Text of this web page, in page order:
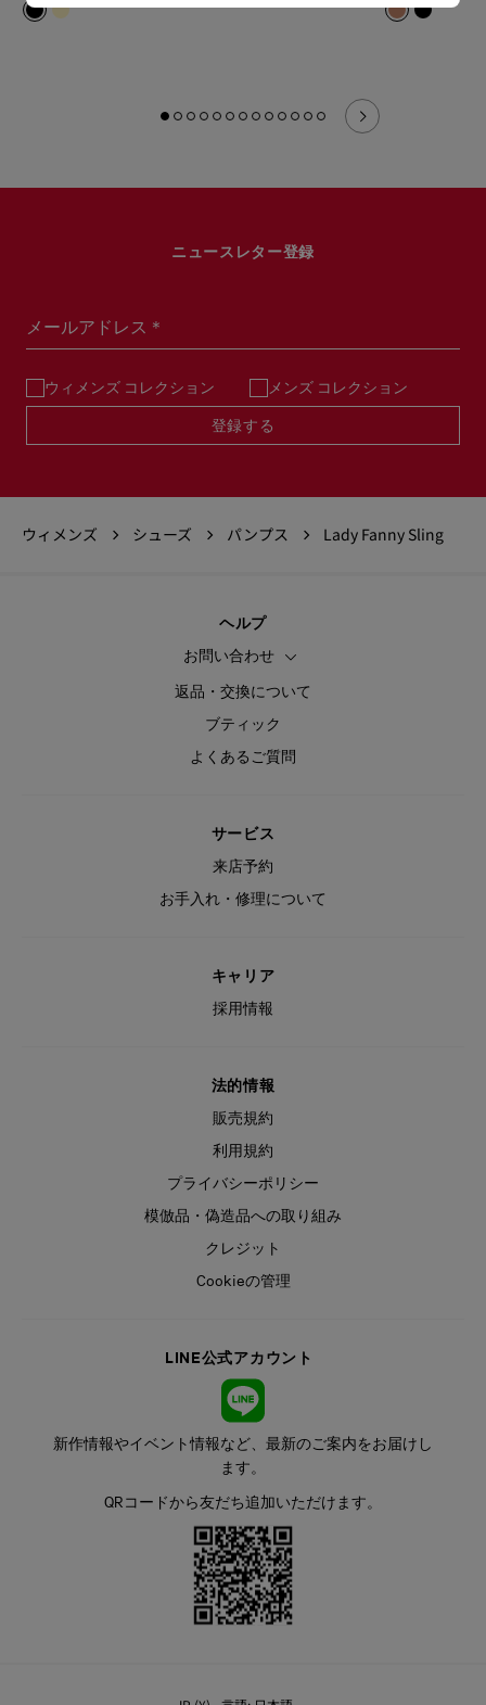
ニュースレター登録
メールアドレス＊
ウィメンズ コレクション メンズ コレクション
登録する
ウィメンズ シューズ パンプス Lady Fanny Sling
ヘルプ
お問い合わせ
返品・交換について
ブティック
よくあるご質問
サービス
来店予約
お手入れ・修理について
キャリア
採用情報
法的情報
販売規約
利用規約
プライバシーポリシー
模倣品・偽造品への取り組み
クレジット
Cookieの管理
LINE公式アカウント
新作情報やイベント情報など、最新のご案内をお届けし
ます。
QRコードから友だち追加いただけます。